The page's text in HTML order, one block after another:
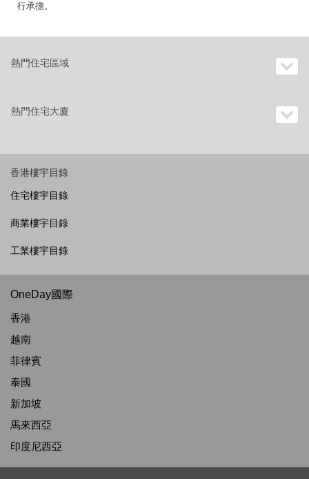
行承擔。
熱門住宅區域
熱門住宅大廈
香港樓宇目錄
住宅樓宇目錄
商業樓宇目錄
工業樓宇目錄
OneDay國際
香港
越南
菲律賓
泰國
新加坡
馬來西亞
印度尼西亞